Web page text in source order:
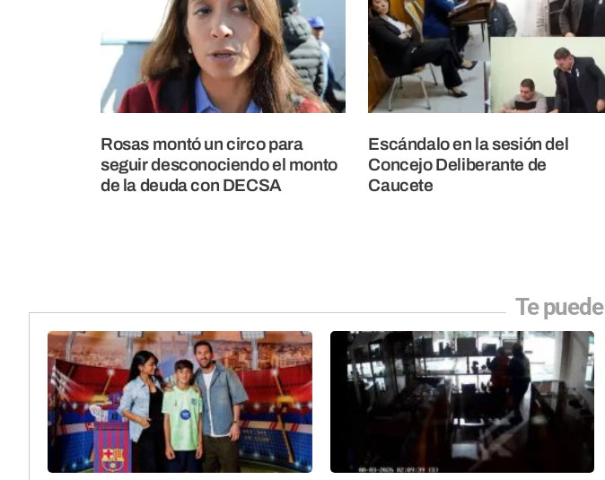
Rosas montó un circo para
seguir desconociendo el monto
de la deuda con DECSA
Escándalo en la sesión del
Concejo Deliberante de
Caucete
Te puede